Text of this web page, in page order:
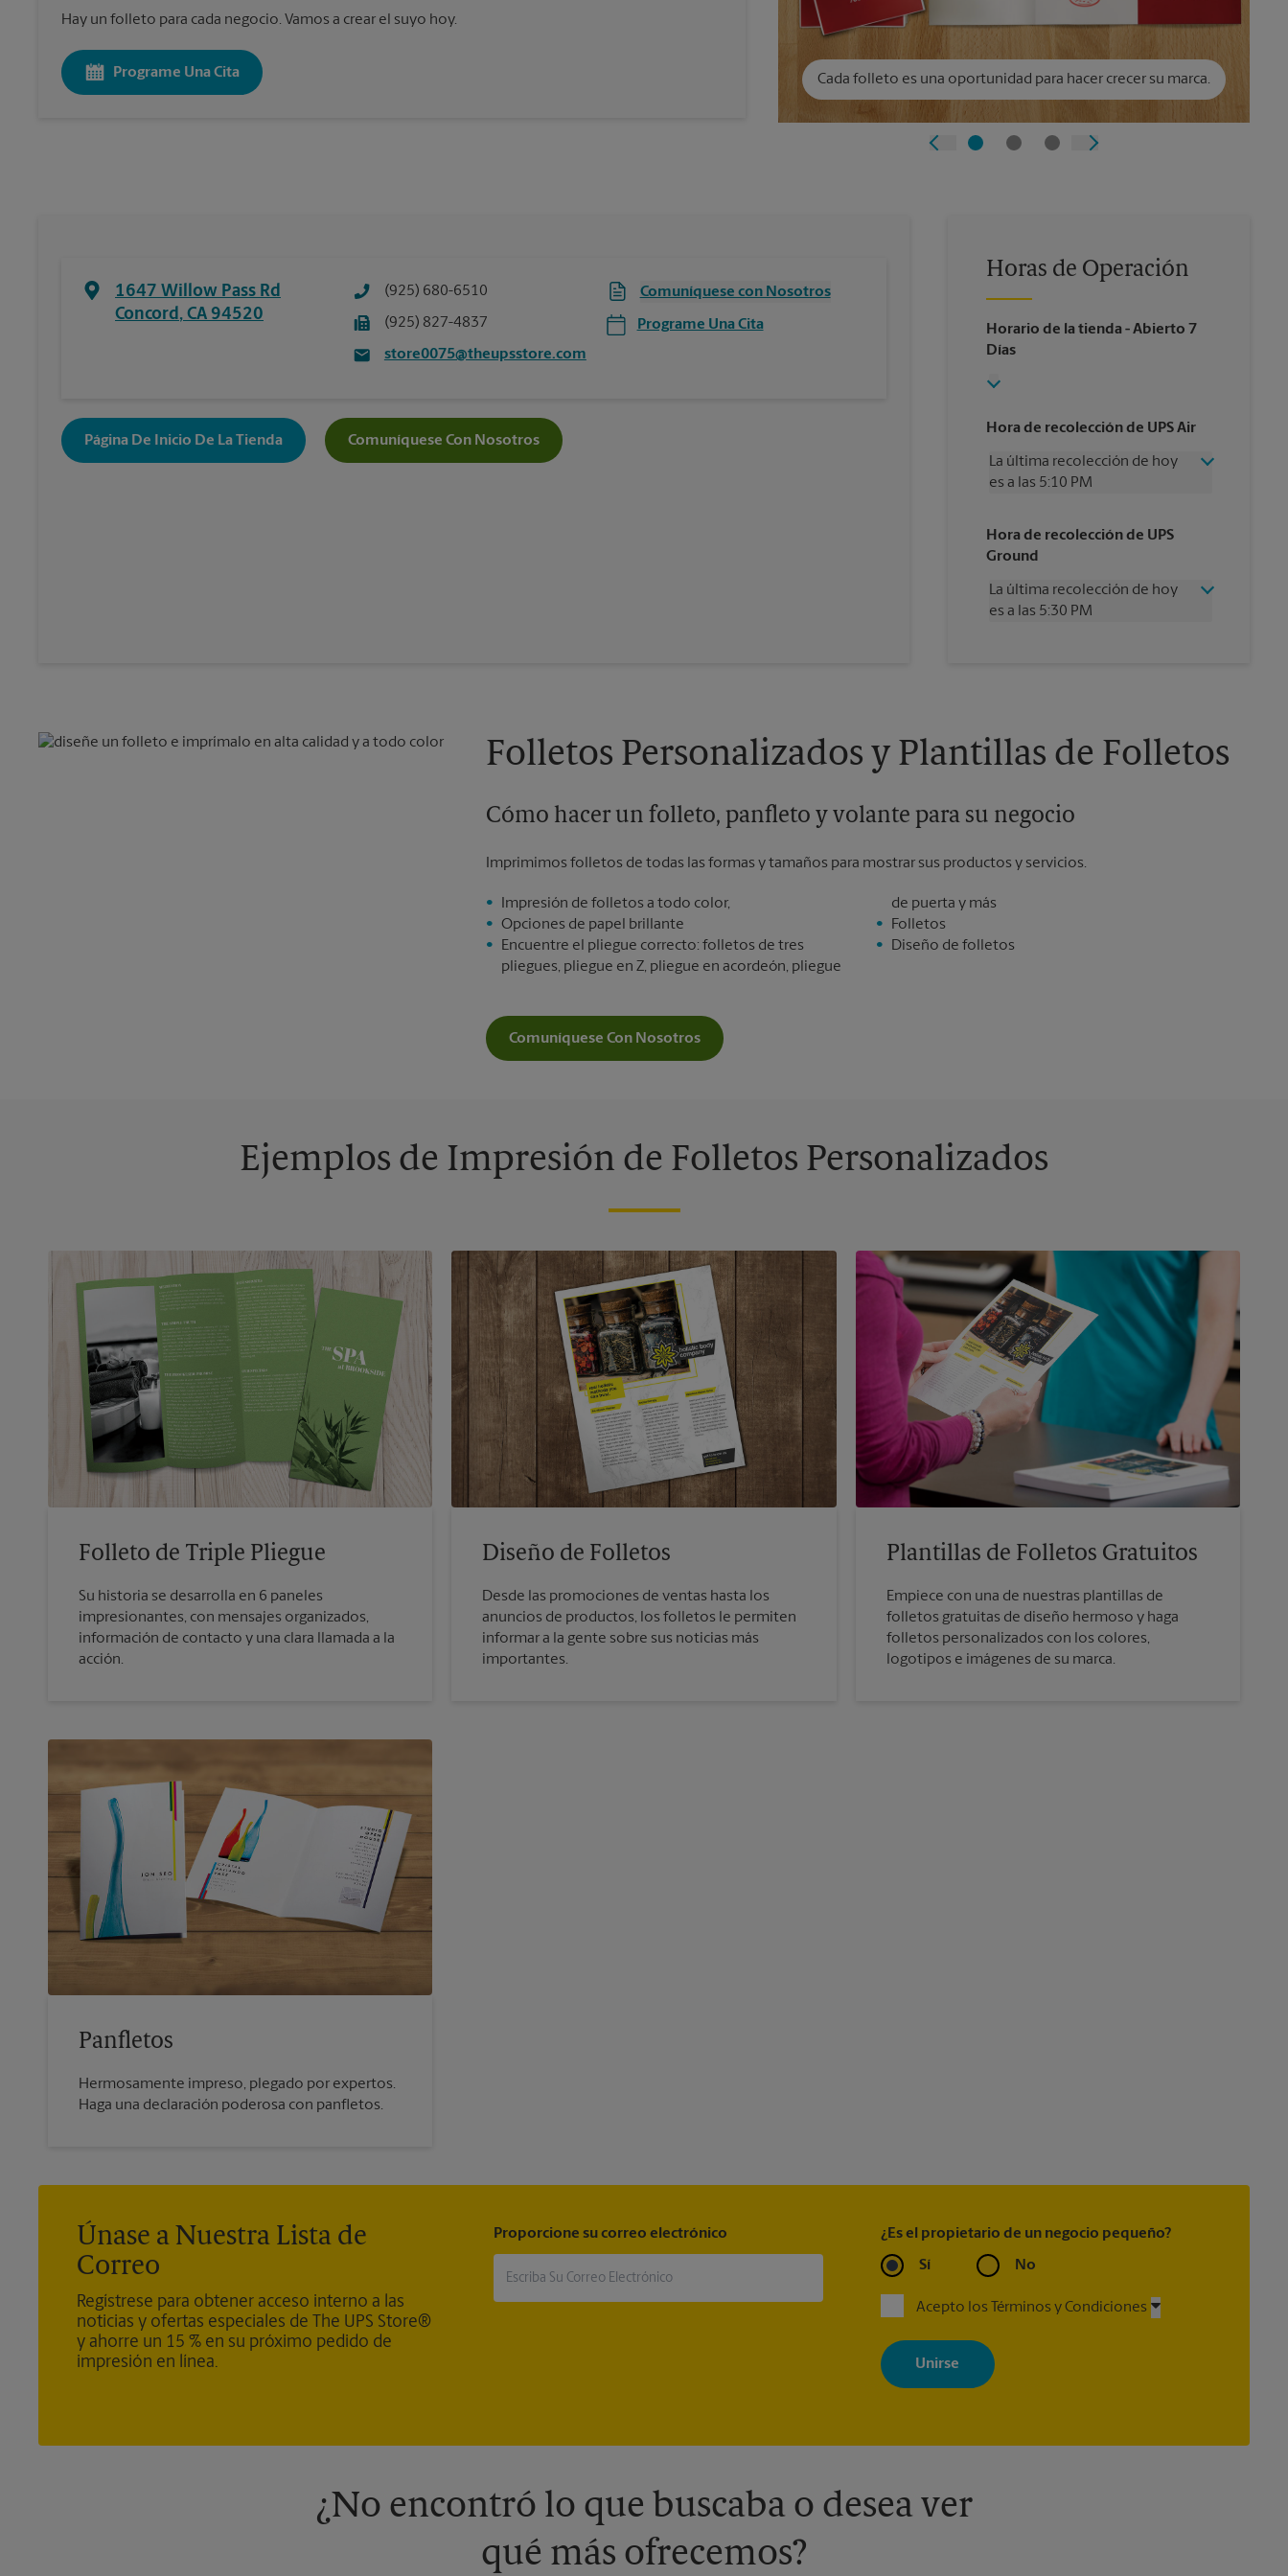
Hay un folleto para cada negocio. Vamos a crear el suyo hoy.
Programe Una Cita Cada folleto es una oportunidad para hacer crecer su marca.
1647 Willow Pass Rd
Concord, CA 94520
(925) 680-6510
(925) 827-4837
store0075@theupsstore.com
Comuníquese con Nosotros
Programe Una Cita
Página De Inicio De La Tienda Comuníquese Con Nosotros
Horas de Operación
Horario de la tienda - Abierto 7
Días
Hora de recolección de UPS Air
La última recolección de hoy
es a las 5:10 PM
Jueves
5:10 PM
Viernes
Sábado
2:00 PM
Domingo
Sin Recolección
Hora de recolección de UPS
Ground
La última recolección de hoy
es a las 5:30 PM
Domingo
Sin Recolección
Lunes
5:30 PM
Folletos Personalizados y Plantillas de Folletos
Cómo hacer un folleto, panfleto y volante para su negocio
Imprimimos folletos de todas las formas y tamaños para mostrar sus productos y servicios.
Impresión de folletos a todo color,
Opciones de papel brillante
Encuentre el pliegue correcto: folletos de tres
pliegues, pliegue en Z, pliegue en acordeón, pliegue
de puerta y más
Folletos
Diseño de folletos
Comuníquese Con Nosotros
Ejemplos de Impresión de Folletos Personalizados
Folleto de Triple Pliegue
Su historia se desarrolla en 6 paneles
impresionantes, con mensajes organizados,
información de contacto y una clara llamada a la
acción.
Diseño de Folletos
Desde las promociones de ventas hasta los
anuncios de productos, los folletos le permiten
informar a la gente sobre sus noticias más
importantes.
Plantillas de Folletos Gratuitos
Empiece con una de nuestras plantillas de
folletos gratuitas de diseño hermoso y haga
folletos personalizados con los colores,
logotipos e imágenes de su marca.
Panfletos
Hermosamente impreso, plegado por expertos.
Haga una declaración poderosa con panfletos.
Únase a Nuestra Lista de
Correo
Regístrese para obtener acceso interno a las
noticias y ofertas especiales de The UPS Store®
y ahorre un 15 % en su próximo pedido de
impresión en línea.
Proporcione su correo electrónico ¿Es el propietario de un negocio pequeño?
Sí No
Acepto los Términos y Condiciones
Al registrarse, acepta recibir correos electrónicos de The UPS Store
con noticias, ofertas especiales, promociones y mensajes
adaptados a sus intereses. Puede darse de baja en cualquier
momento. Para más información, consulte nuestra política de
información, contacte al centro The UPS Store en su ciudad.
¿No encontró lo que buscaba o desea ver
qué más ofrecemos?